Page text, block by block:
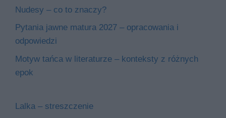
Nudesy – co to znaczy?
Pytania jawne matura 2027 – opracowania i
odpowiedzi
Motyw tańca w literaturze – konteksty z różnych
epok
Lalka – streszczenie